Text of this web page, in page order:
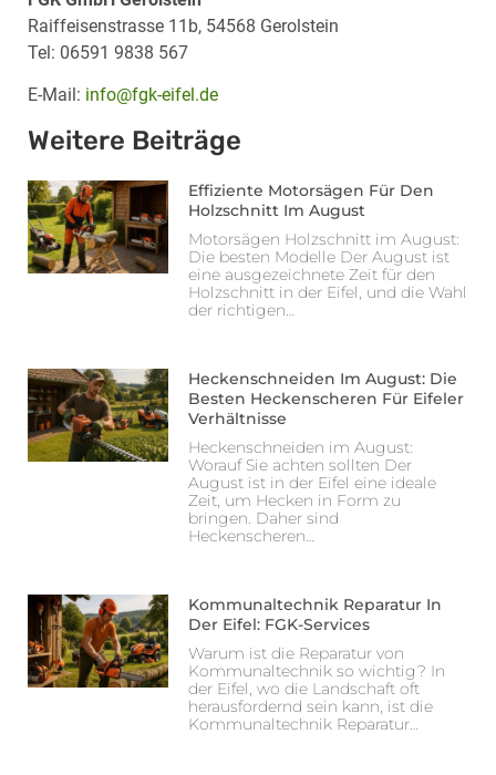
Raiffeisenstrasse 11b, 54568 Gerolstein
Tel: 06591 9838 567
E-Mail: info@fgk-eifel.de
Weitere Beiträge
Effiziente Motorsägen Für Den
Holzschnitt Im August
Motorsägen Holzschnitt im August:
Die besten Modelle Der August ist
eine ausgezeichnete Zeit für den
Holzschnitt in der Eifel, und die Wahl
der richtigen…
Heckenschneiden Im August: Die
Besten Heckenscheren Für Eifeler
Verhältnisse
Heckenschneiden im August:
Worauf Sie achten sollten Der
August ist in der Eifel eine ideale
Zeit, um Hecken in Form zu
bringen. Daher sind
Heckenscheren…
Kommunaltechnik Reparatur In
Der Eifel: FGK-Services
Warum ist die Reparatur von
Kommunaltechnik so wichtig? In
der Eifel, wo die Landschaft oft
herausfordernd sein kann, ist die
Kommunaltechnik Reparatur…